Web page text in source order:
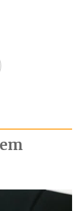
E-Mail senden